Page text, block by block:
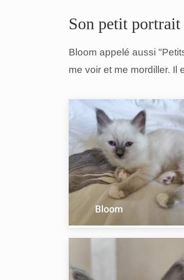
Son petit portrait
Bloom appelé aussi
me voir et me mordiller. Il